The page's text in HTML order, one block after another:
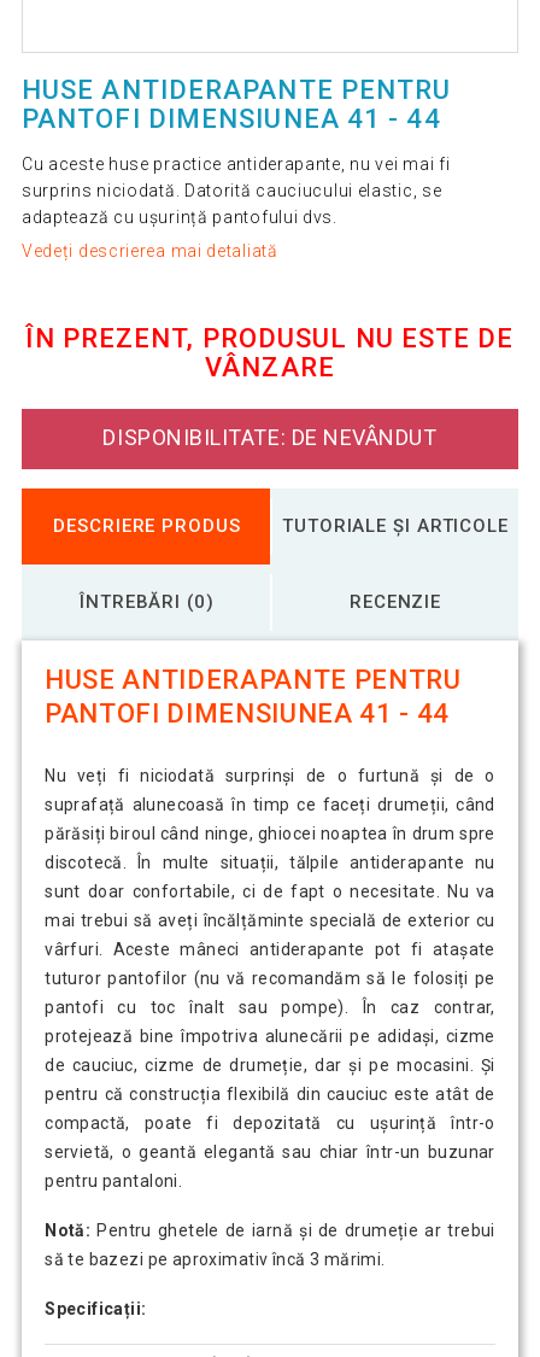
HUSE ANTIDERAPANTE PENTRU
PANTOFI DIMENSIUNEA 41 - 44
Cu aceste huse practice antiderapante, nu vei mai fi
surprins niciodată. Datorită cauciucului elastic, se
adaptează cu ușurință pantofului dvs.
Vedeți descrierea mai detaliată
ÎN PREZENT, PRODUSUL NU ESTE DE
VÂNZARE
DISPONIBILITATE: DE NEVÂNDUT
DESCRIERE PRODUS TUTORIALE ȘI ARTICOLE
ÎNTREBĂRI (0) RECENZIE
HUSE ANTIDERAPANTE PENTRU
PANTOFI DIMENSIUNEA 41 - 44
Nu veți fi niciodată surprinși de o furtună și de o
suprafață alunecoasă în timp ce faceți drumeții, când
părăsiți biroul când ninge, ghiocei noaptea în drum spre
discotecă. În multe situații, tălpile antiderapante nu
sunt doar confortabile, ci de fapt o necesitate. Nu va
mai trebui să aveți încălțăminte specială de exterior cu
vârfuri. Aceste mâneci antiderapante pot fi atașate
tuturor pantofilor (nu vă recomandăm să le folosiți pe
pantofi cu toc înalt sau pompe). În caz contrar,
protejează bine împotriva alunecării pe adidași, cizme
de cauciuc, cizme de drumeție, dar și pe mocasini. Și
pentru că construcția flexibilă din cauciuc este atât de
compactă, poate fi depozitată cu ușurință într-o
servietă, o geantă elegantă sau chiar într-un buzunar
pentru pantaloni.
Notă: Pentru ghetele de iarnă și de drumeție ar trebui
să te bazezi pe aproximativ încă 3 mărimi.
Specificații: